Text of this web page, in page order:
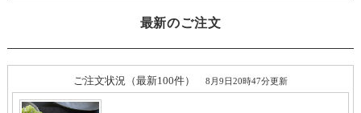
最新のご注文